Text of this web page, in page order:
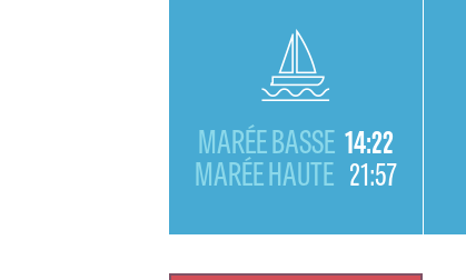
MARÉE BASSE 14:22
MARÉE HAUTE 21:57